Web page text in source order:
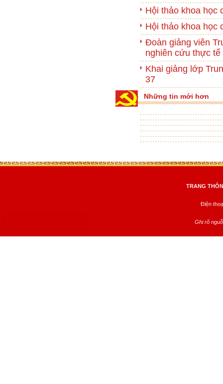
Hội thảo khoa học
Hội thảo khoa học
Đoàn giảng viên
nghiên cứu thực tế
Khai giảng lớp
37
Những tin mới hơn
TRANG
Điện
Ghi rõ